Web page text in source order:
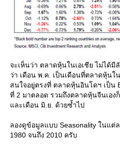
จะเห็นว่า ตลาดหุ้นในเอเชีย ไม่ได้
ว่า เดือน พ.ค. เป็นเดือนที่ตลาดหุ้นใ
สนใจอยู่ตรงที่ ตลาดหุ้นอินโดฯ เป็น
ที่ 2 มาตลอด รวมถึงตลาดหุ้นจีนเอง
ละเดือน มิ.ย. ด้วยซ้ำไป
ลองดูข้อมูลแบบ Seasonality ในแต่
1980 จนถึง 2010 ครับ